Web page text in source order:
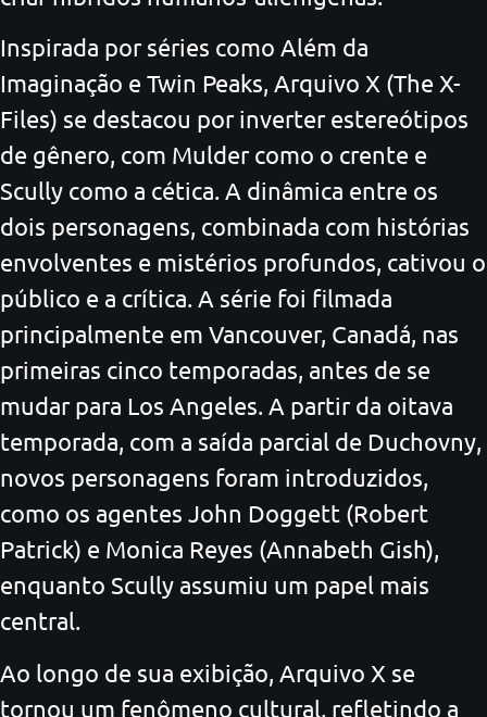
Inspirada por séries como Além da
Imaginação e Twin Peaks, Arquivo X (The X-
Files) se destacou por inverter estereótipos
de gênero, com Mulder como o crente e
Scully como a cética. A dinâmica entre os
dois personagens, combinada com histórias
envolventes e mistérios profundos, cativou o
público e a crítica. A série foi filmada
principalmente em Vancouver, Canadá, nas
primeiras cinco temporadas, antes de se
mudar para Los Angeles. A partir da oitava
temporada, com a saída parcial de Duchovny,
novos personagens foram introduzidos,
como os agentes John Doggett (Robert
Patrick) e Monica Reyes (Annabeth Gish),
enquanto Scully assumiu um papel mais
central.
Ao longo de sua exibição, Arquivo X se
tornou um fenômeno cultural, refletindo a